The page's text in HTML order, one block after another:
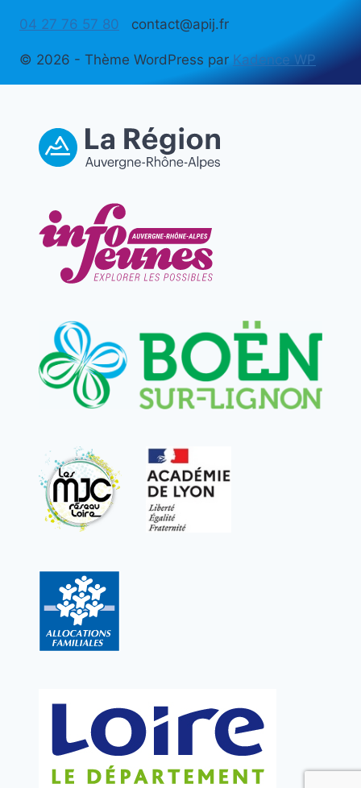
04 27 76 57 80 contact@apij.fr
© 2026 - Thème WordPress par Kadence WP